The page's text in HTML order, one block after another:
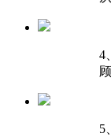
4
5